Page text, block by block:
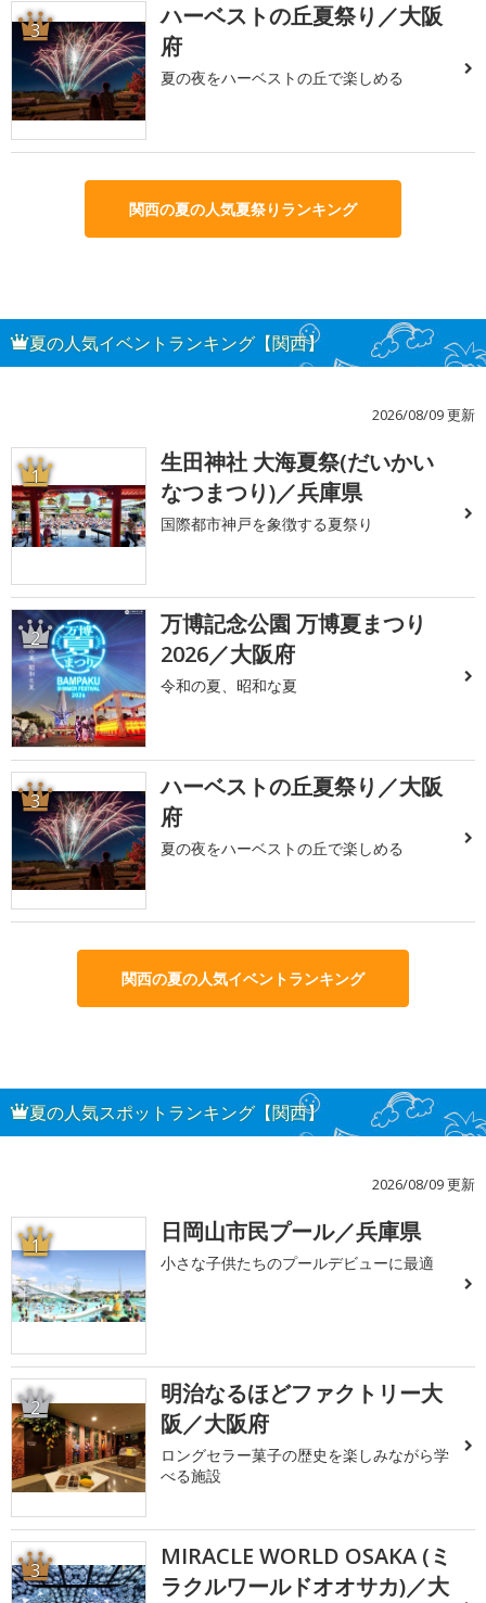
3
ハーベストの丘夏祭り／大阪
府
夏の夜をハーベストの丘で楽しめる
関西の夏の人気夏祭りランキング
夏の人気イベントランキング【関西】
2026/08/09 更新
1
生田神社 大海夏祭(だいかい
なつまつり)／兵庫県
国際都市神戸を象徴する夏祭り
2
万博記念公園 万博夏まつり
2026／大阪府
令和の夏、昭和な夏
3
ハーベストの丘夏祭り／大阪
府
夏の夜をハーベストの丘で楽しめる
関西の夏の人気イベントランキング
夏の人気スポットランキング【関西】
2026/08/09 更新
1 日岡山市民プール／兵庫県
小さな子供たちのプールデビューに最適
2
明治なるほどファクトリー大
阪／大阪府
ロングセラー菓子の歴史を楽しみながら学
べる施設
3
MIRACLE WORLD OSAKA (ミ
ラクルワールドオオサカ)／大